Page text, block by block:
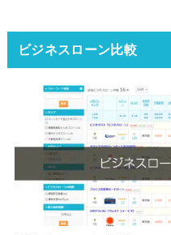
ータ】【2026年版】
ビジネスローン比較